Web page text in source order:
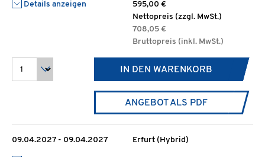
Details anzeigen
595,00 €
Nettopreis (zzgl. MwSt.)
708,05 €
Bruttopreis (inkl. MwSt.)
IN DEN WARENKORB
ANGEBOT ALS PDF
09.04.2027 - 09.04.2027 Erfurt (Hybrid)